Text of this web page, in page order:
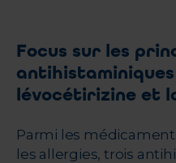
Focus sur les
lévocétirizine et
Parmi les
les allergies, trois